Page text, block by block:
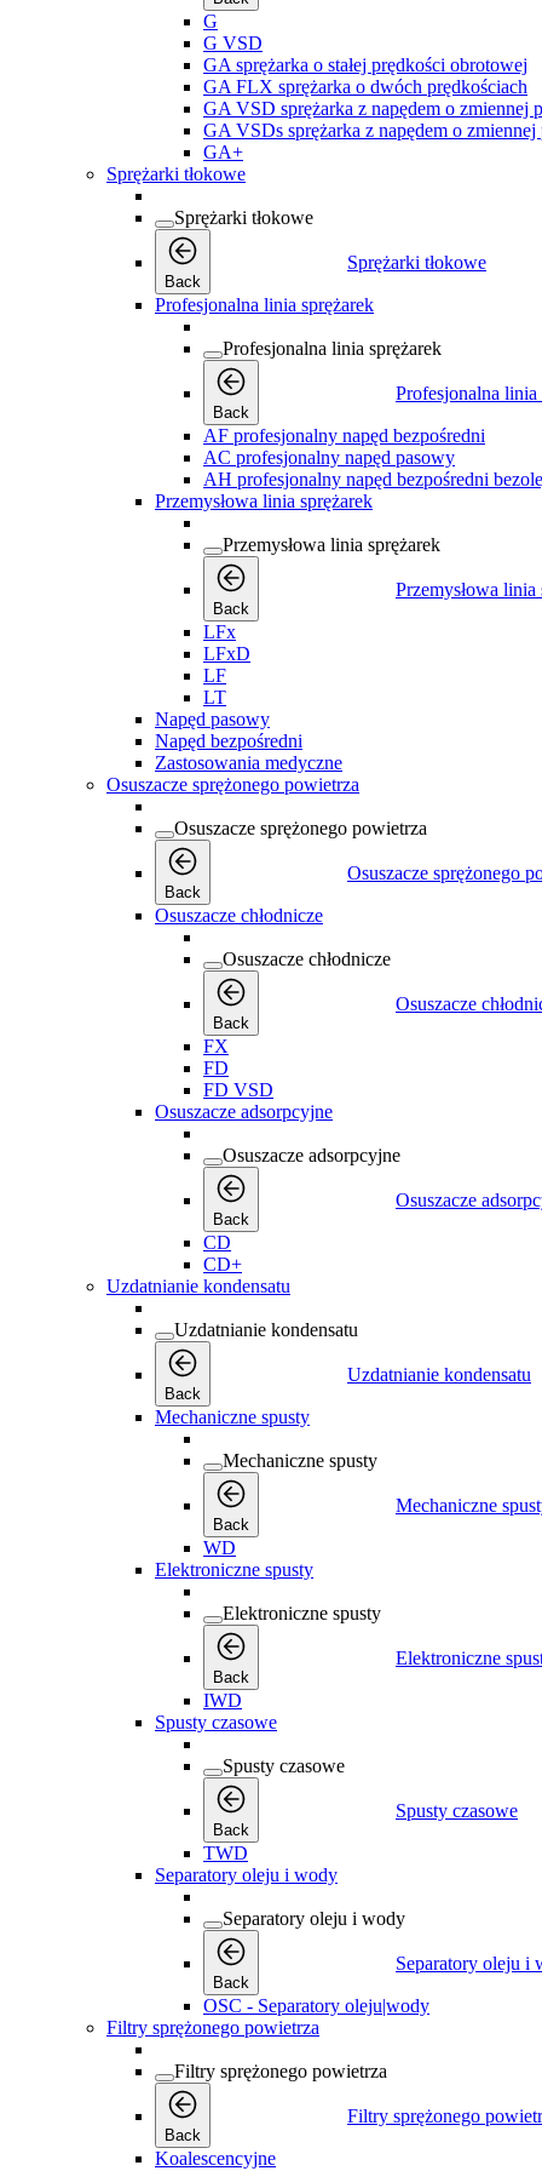
G
G VSD
GA sprężarka o stałej prędkości obrotowej
GA FLX sprężarka o dwóch prędkościach
GA VSD sprężarka z napędem o zmiennej
GA VSDs sprężarka z napędem o zmiennej
GA+
Sprężarki tłokowe
Sprężarki tłokowe
Back
Sprężarki tłokowe
Profesjonalna linia sprężarek
Profesjonalna linia sprężarek
Back
Profesjonalna linia
AF profesjonalny napęd bezpośredni
AC profesjonalny napęd pasowy
AH profesjonalny napęd bezpośredni
Przemysłowa linia sprężarek
Przemysłowa linia sprężarek
Back
Przemysłowa linia
LFx
LFxD
LF
LT
Napęd pasowy
Napęd bezpośredni
Zastosowania medyczne
Osuszacze sprężonego powietrza
Osuszacze sprężonego powietrza
Back
Osuszacze sprężonego
Osuszacze chłodnicze
Osuszacze chłodnicze
Back
Osuszacze
FX
FD
FD VSD
Osuszacze adsorpcyjne
Osuszacze adsorpcyjne
Back
Osuszacze
CD
CD+
Uzdatnianie kondensatu
Uzdatnianie kondensatu
Back
Uzdatnianie kondensatu
Mechaniczne spusty
Mechaniczne spusty
Back
Mechaniczne
WD
Elektroniczne spusty
Elektroniczne spusty
Back
Elektroniczne
IWD
Spusty czasowe
Spusty czasowe
Back
Spusty czasowe
TWD
Separatory oleju i wody
Separatory oleju i wody
Back
Separatory oleju i
OSC - Separatory oleju|wody
Filtry sprężonego powietrza
Filtry sprężonego powietrza
Back
Filtry sprężonego
Koalescencyjne